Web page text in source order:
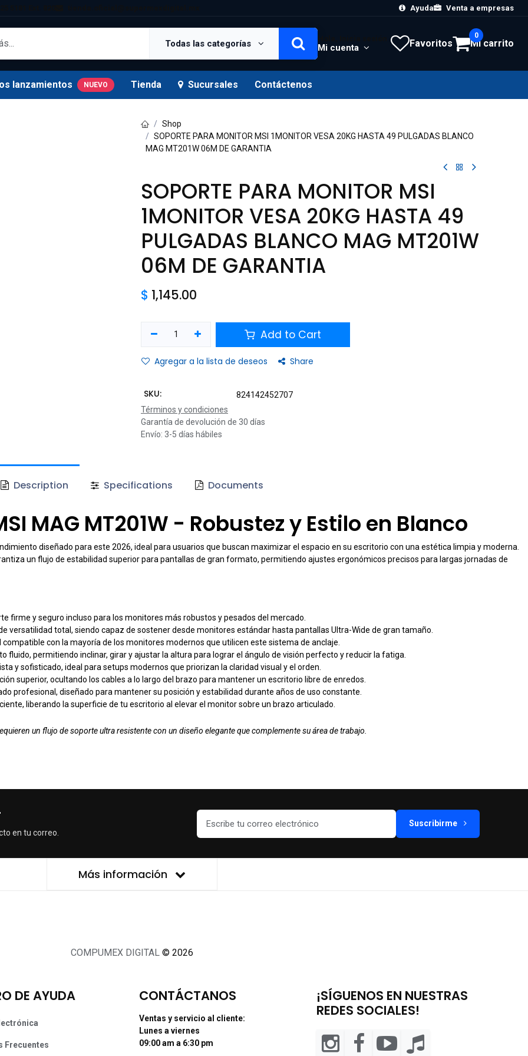
Ayuda Venta a empresas
Todas las categorías Mi cuenta Favoritos Mi carrito
0
lanzamientos NUEVO Tienda Sucursales Contáctenos
Shop
SOPORTE PARA MONITOR MSI 1MONITOR VESA 20KG HASTA 49 PULGADAS BLANCO
MAG MT201W 06M DE GARANTIA
SOPORTE PARA MONITOR MSI
1MONITOR VESA 20KG HASTA 49
PULGADAS BLANCO MAG MT201W
06M DE GARANTIA
$ 1,145.00
Add to Cart
Agregar a la lista de deseos Share
SKU:
824142452707
Términos y condiciones
Garantía de devolución de 30 días
Envío: 3-5 días hábiles
Description Specifications Documents
MAG MT201W - Robustez y Estilo en Blanco
diseñado para este 2026, ideal para usuarios que buscan maximizar el espacio en su escritorio con una estética limpia y moderna.
un flujo de estabilidad superior para pantallas de gran formato, permitiendo ajustes ergonómicos precisos para largas jornadas de
firme y seguro incluso para los monitores más robustos y pesados del mercado.
versatilidad total, siendo capaz de sostener desde monitores estándar hasta pantallas Ultra-Wide de gran tamaño.
con la mayoría de los monitores modernos que utilicen este sistema de anclaje.
fluido, permitiendo inclinar, girar y ajustar la altura para lograr el ángulo de visión perfecto y reducir la fatiga.
y sofisticado, ideal para setups modernos que priorizan la claridad visual y el orden.
superior, ocultando los cables a lo largo del brazo para mantener un escritorio libre de enredos.
profesional, diseñado para mantener su posición y estabilidad durante años de uso constante.
liberando la superficie de tu escritorio al elevar el monitor sobre un brazo articulado.
un flujo de soporte ultra resistente con un diseño elegante que complemente su área de trabajo.
en tu correo.
Suscribirme
Más información
COMPUMEX DIGITAL © 2026
DE AYUDA
Frecuentes
CONTÁCTANOS
Ventas y servicio al cliente:
Lunes a viernes
09:00 am a 6:30 pm
¡SÍGUENOS EN NUESTRAS
REDES SOCIALES!